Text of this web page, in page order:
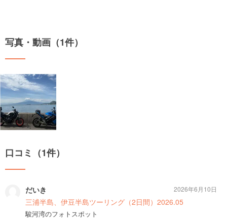
写真・動画（1件）
口コミ（1件）
だいき
三浦半島、伊豆半島ツーリング（2日間）2026.05
駿河湾のフォトスポット
2026年6月10日